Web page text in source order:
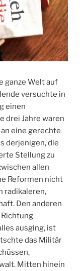
ganze Welt auf
versuchte in
einen
drei Jahre waren
eine gerechte
derjenigen, die
Stellung zu
allen
Reformen nicht
radikaleren,
Den anderen
ausging, ist
das Militär
Mitten hinein